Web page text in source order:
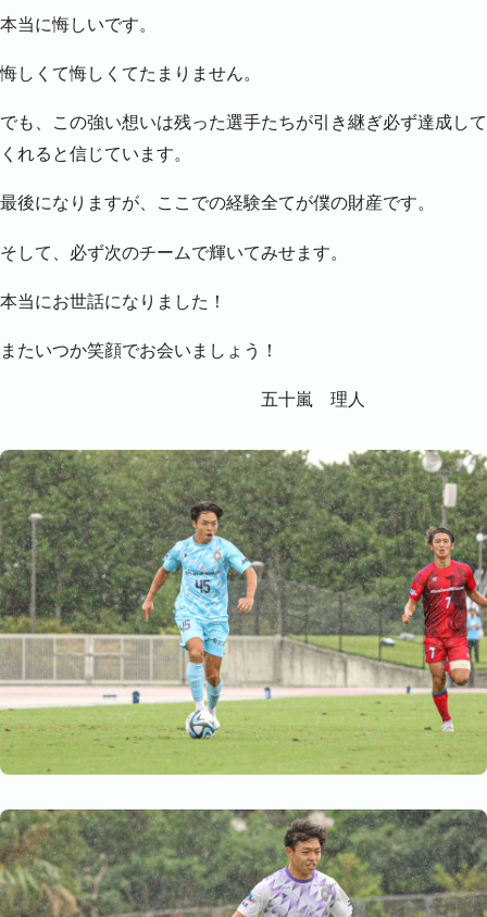
本当に悔しいです。
悔しくて悔しくてたまりません。
でも、この強い想いは残った選手たちが引き継ぎ必ず達成して
くれると信じています。
最後になりますが、ここでの経験全てが僕の財産です。
そして、必ず次のチームで輝いてみせます。
本当にお世話になりました！
またいつか笑顔でお会いましょう！
五十嵐 理人